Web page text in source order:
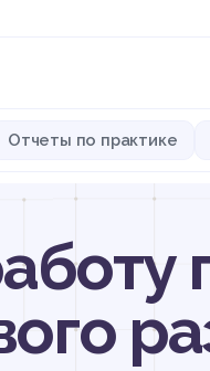
Отчеты по практике